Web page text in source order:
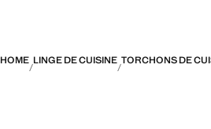
HOME LINGE DE CUISINE TORCHONS DE